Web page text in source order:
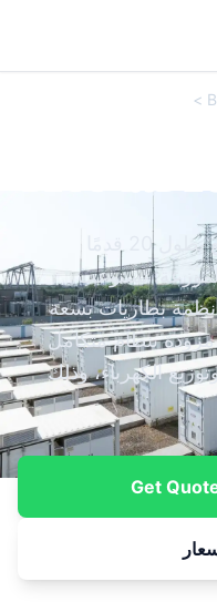
>
تستوعب
يبلغ طولها 20 قدمًا أنظمة بطاريات بسعة
ساعة، مزودة بنظام متكامل
الكهرباء، وذلك
Get